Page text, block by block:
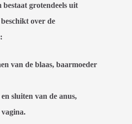
bestaat grotendeels uit
over de
van de blaas, baarmoeder
sluiten van de anus,